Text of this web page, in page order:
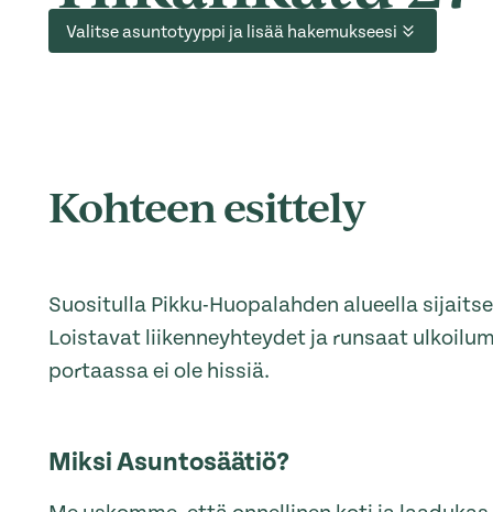
Valitse asuntotyyppi ja lisää hakemukseesi
Kohteen esittely
Suositulla Pikku-Huopalahden alueella
Loistavat liikenneyhteydet ja runsaat
portaassa ei ole hissiä.
Miksi Asuntosäätiö?